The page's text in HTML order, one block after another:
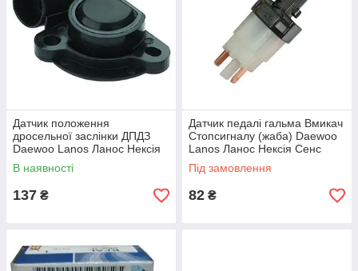
Датчик положення
дросельної заслінки ДПДЗ
Daewoo Lanos Ланос Нексія
Авео Лачеті AURORA
В наявності
137 ₴
Датчик педалі гальма Вмикач
Cтопсигналу (жаба) Daewoo
Lanos Ланос Нексія Сенс
FSO
Під замовлення
82 ₴